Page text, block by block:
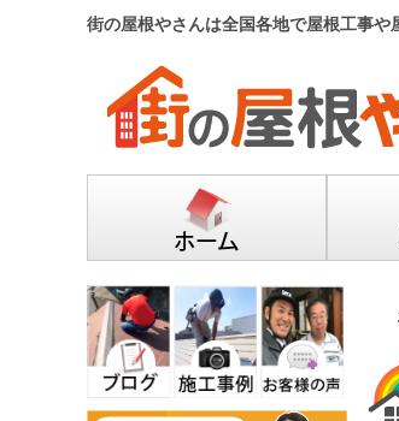
街の屋根やさんは全国各地で屋根工事や